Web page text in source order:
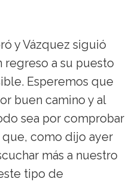
y Vázquez siguió
regreso a su puesto
Esperemos que
buen camino y al
sea por comprobar
como dijo ayer
más a nuestro
tipo de